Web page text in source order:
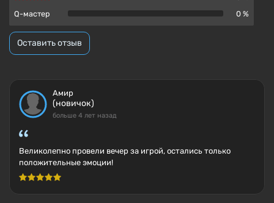
Q-мастер
0 %
Оставить отзыв
Амир
(новичок)
больше 4 лет назад
Великолепно провели вечер за игрой, остались только
положительные эмоции!